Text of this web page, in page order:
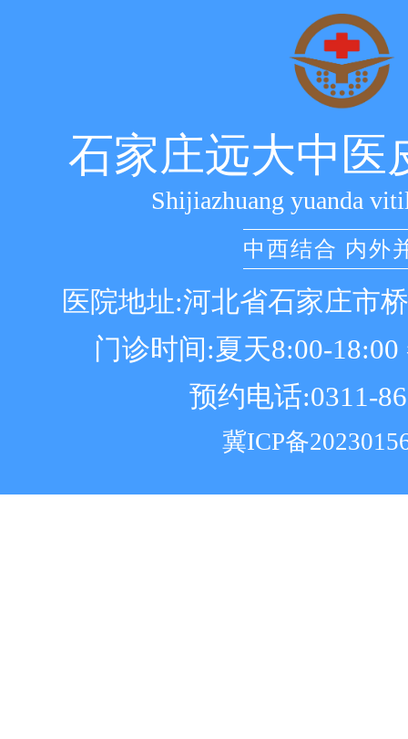
石家庄远大中医
Shijiazhuang yuanda
中西结合 内外
医院地址:河北省石家庄市
门诊时间:夏天8:00-18:00
预约电话:0311-
冀ICP备